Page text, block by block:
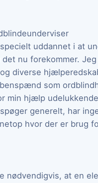
uddannet i at
nu forekommer.
diverse
som
min hjælp
generelt, har
hvor der er brug
nødvendigvis, at en